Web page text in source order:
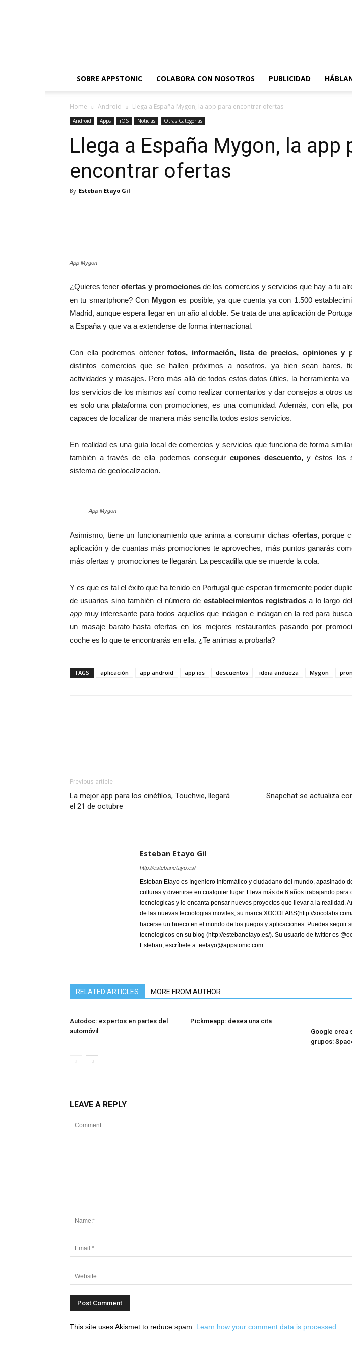
SOBRE APPSTONIC COLABORA CON NOSOTROS PUBLICIDAD
Home Android Llega a España Mygon, la app para encontrar ofertas
Android Apps iOS Noticias Otras Categorias
Llega a España Mygon, la app
encontrar ofertas
By Esteban Etayo Gil
App Mygon
¿Quieres tenerofertas y promocionesde los comercios y servicios que hay a tu
en tu smartphone? Con Mygones posible, ya que cuenta ya con 1.500
Madrid, aunque espera llegar en un año al doble. Se trata de una aplicación de
a España y que va a extenderse de forma internacional.
Con ella podremos obtenerfotos, información, lista de precios, opiniones y
distintos comercios que se hallen próximos a nosotros, ya bien sean bares,
actividades y masajes. Pero más allá de todos estos datos útiles, la herramienta
los servicios de los mismos así como realizar comentarios y dar consejos a otros
es solo una plataforma con promociones, es una comunidad. Además, con ella,
capaces de localizar de manera más sencilla todos estos servicios.
En realidad es una guía local de comercios y servicios que funciona de forma
también a través de ella podemos conseguir cupones descuento,y éstos los
sistema de geolocalizacion.
App Mygon
Asimismo, tiene un funcionamiento que anima a consumir dichas ofertas,porque
aplicación y de cuantas más promociones te aproveches, más puntos ganarás
más ofertas y promociones te llegarán. La pescadilla que se muerde la cola.
Y es que es tal el éxito que ha tenido en Portugal que esperan firmemente poder
de usuarios sino también el número de establecimientos registrados a lo largo
app muy interesante para todos aquellos que indagan e indagan en la red para
un masaje barato hasta ofertas en los mejores restaurantes pasando por
coche es lo que te encontrarás en ella. ¿Te animas a probarla?
TAGS aplicación app android app ios descuentos idoia andueza Mygon
Previous article
La mejor app para los cinéfilos, Touchvie, llegará
el 21 de octubre
Snapchat se actualiza
Esteban Etayo Gil
http://estebanetayo.es/
Esteban Etayo es Ingeniero Informático y ciudadano del mundo, apasinado
culturas y divertirse en cualquier lugar. Lleva más de 6 años trabajando para
tecnologicas y le encanta pensar nuevos proyectos que llevar a la realidad.
de las nuevas tecnologias moviles, su marca XOCOLABS(http://
hacerse un hueco en el mundo de los juegos y aplicaciones. Puedes seguir
tecnologicos en su blog (http://estebanetayo.es/). Su usuario de twitter es
Esteban, escríbele a: eetayo@appstonic.com
RELATED ARTICLES MORE FROM AUTHOR
Autodoc: expertos en partes del
automóvil
Pickmeapp: desea una cita
Google crea
grupos:
LEAVE A REPLY
This site uses Akismet to reduce spam. Learn how your comment data is processed.